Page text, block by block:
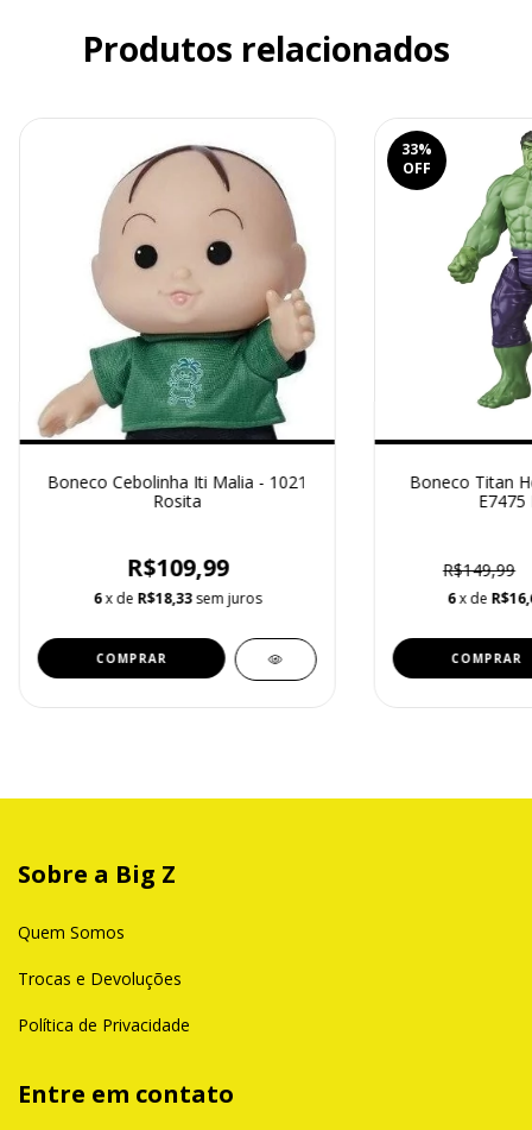
Produtos relacionados
Boneco Cebolinha Iti Malia - 1021
Rosita
R$109,99
6x de R$18,33 sem juros
33%
OFF
Boneco Titan
R$149,99
6x de
Sobre a Big Z
Quem Somos
Trocas e Devoluções
Política de Privacidade
Entre em contato